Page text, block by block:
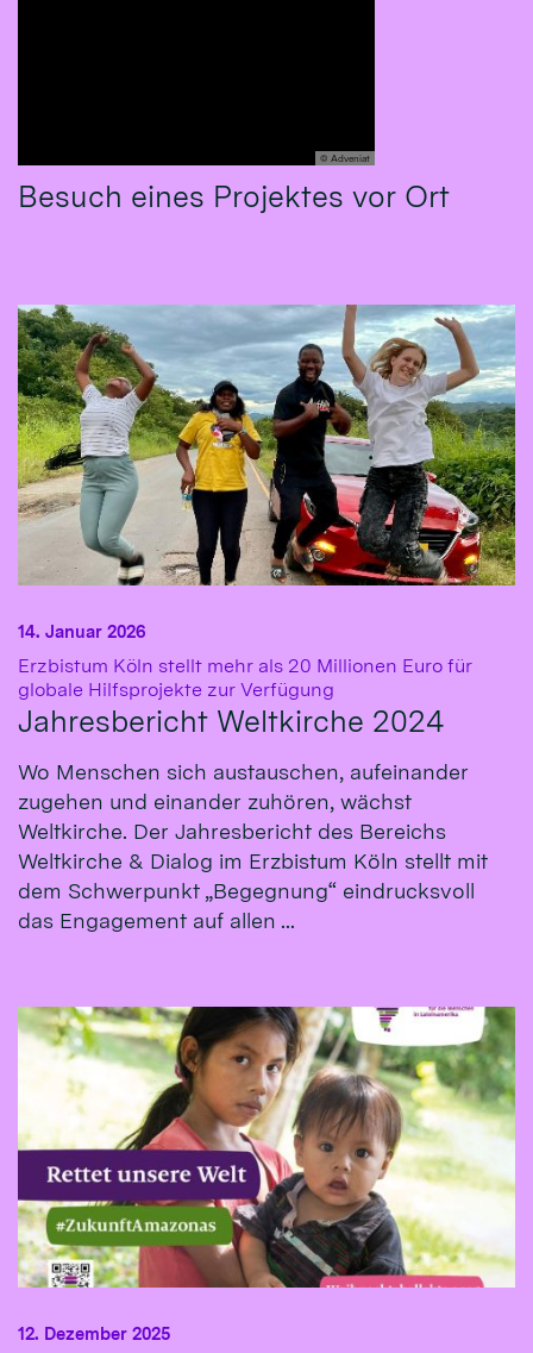
© Adveniat
Besuch eines Projektes vor Ort
Erzbistum Köln stellt mehr als 20 Millionen Euro für
globale Hilfsprojekte zur Verfügung
Jahresbericht Weltkirche 2024
14. Januar 2026
Wo Menschen sich austauschen, aufeinander
zugehen und einander zuhören, wächst
Weltkirche. Der Jahresbericht des Bereichs
Weltkirche & Dialog im Erzbistum Köln stellt mit
dem Schwerpunkt „Begegnung“ eindrucksvoll
das Engagement auf allen ...
12. Dezember 2025